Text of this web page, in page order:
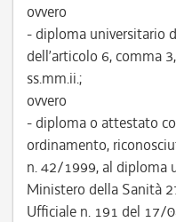
ovvero
- diploma universitario
dell’articolo 6, comma
ss.mm.ii.;
ovvero
- diploma o attestato
ordinamento,
n. 42/1999, al diploma
Ministero della Sanità
Ufficiale n. 191 del 17/